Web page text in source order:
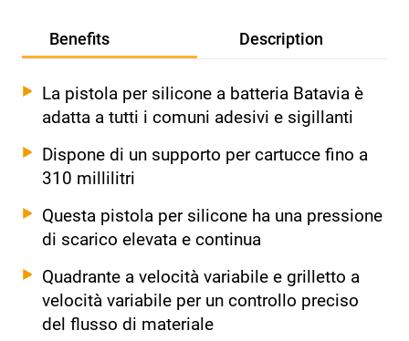
Benefits Description
La pistola per silicone a batteria Batavia è
adatta a tutti i comuni adesivi e sigillanti
Dispone di un supporto per cartucce fino a
310 millilitri
Questa pistola per silicone ha una pressione
di scarico elevata e continua
Quadrante a velocità variabile e grilletto a
velocità variabile per un controllo preciso
del flusso di materiale